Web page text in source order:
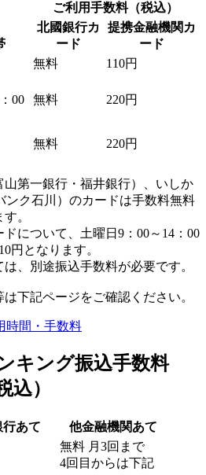
ご利用手数料（税込）
北國銀行カ
ード
提携金融機関カ
ード
無料
110円
00
無料 220円
無料 220円
第一銀行・福井銀行）、いしか
ンク石川）のカードは手数料無料
。
について、土曜日9：00～14：00
円となります。
、別途振込手数料が必要です。
下記ページをご確認ください。
時間・手数料
キング振込手数料
込）
あて
他金融機関あて
無料 月3回まで
4回目からは下記